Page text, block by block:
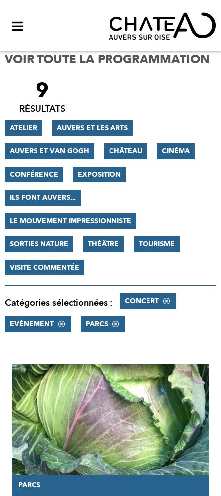
VOIR TOUTE LA PROGRAMMATION
FILTRER
RÉSULTATS
9
RÉSULTATS
ATELIER AUVERS ET LES ARTS
AUVERS ET VAN GOGH CHÂTEAU CINÉMA
CONFÉRENCE EXPOSITION
ILS FONT AUVERS...
LE MOUVEMENT IMPRESSIONNISTE
SORTIES NATURE THÉÂTRE TOURISME
VISITE COMMENTÉE
Catégories sélectionnées : CONCERT
EVÈNEMENT PARCS
RÉSULTATS
PARCS